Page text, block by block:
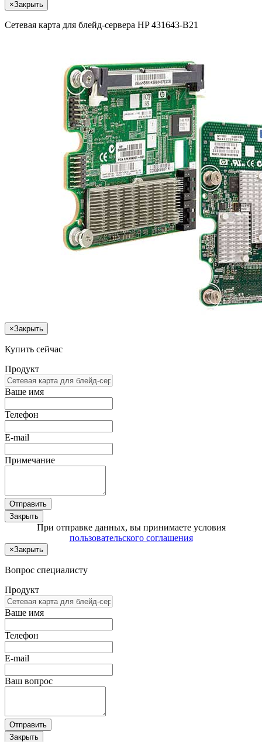
×Закрыть
Сетевая карта для блейд-сервера HP 431643-B21
×Закрыть
Купить сейчас
Продукт
Ваше имя
Телефон
E-mail
Примечание
Отправить
Закрыть
При отправке данных, вы принимаете условия
пользовательского соглашения
×Закрыть
Вопрос специалисту
Продукт
Ваше имя
Телефон
E-mail
Ваш вопрос
Отправить
Закрыть